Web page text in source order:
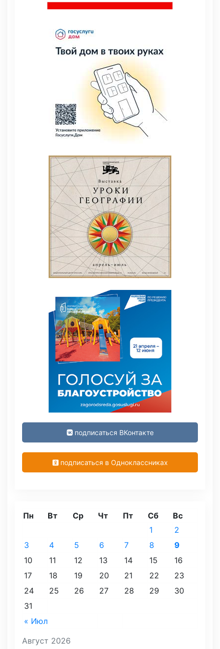
подписаться ВКонтакте
подписаться в Одноклассниках
Август 2026
Пн Вт Ср Чт Пт Сб Вс
« Июл
1
2
3
4 5 6 7 8
9
10
11 12 13 14 15
16
17
18 19 20 21 22
23
24
25 26 27 28 29
30
31